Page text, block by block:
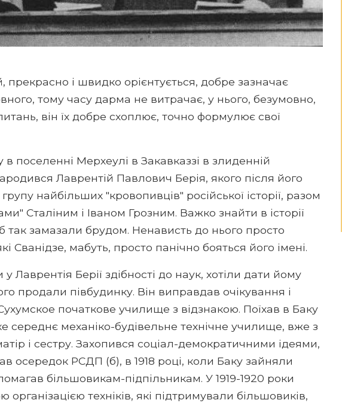
прекрасно і швидко орієнтується, добре зазначає
тому часу дарма не витрачає, у нього, безумовно,
він їх добре схоплює, точно формулює свої
в поселенні Мерхеулі в Закавказзі в злиденній
Лаврентій Павлович Берія, якого після його
найбільших "кровопивців" російської історії, разом
Сталіним і Іваном Грозним. Важко знайти в історії
так замазали брудом. Ненависть до нього просто
Сванідзе, мабуть, просто панічно бояться його імені.
Лаврентія Берії здібності до наук, хотіли дати йому
продали півбудинку. Він виправдав очікування і
Сухумское початкове училище з відзнакою. Поїхав в Баку
середнє механіко-будівельне технічне училище, вже з
і сестру. Захопився соціал-демократичними ідеями,
осередок РСДП (б), в 1918 році, коли Баку зайняли
більшовикам-підпільникам. У 1919-1920 роки
техніків, які підтримували більшовиків,